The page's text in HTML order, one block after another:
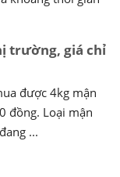
trường, giá chỉ
được 4kg mận
đồng. Loại mận
...